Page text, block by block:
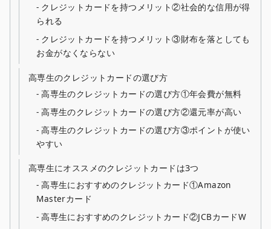
クレジットカードを持つメリット②社会的な信用が得
られる
クレジットカードを持つメリット③財布を落としても
お金がなくならない
高専生のクレジットカードの選び方
高専生のクレジットカードの選び方①年会費が無料
高専生のクレジットカードの選び方②還元率が高い
高専生のクレジットカードの選び方③ポイントが使い
やすい
高専生にオススメのクレジットカードは3つ
高専生におすすめのクレジットカード①Amazon
Masterカード
高専生におすすめのクレジットカード②JCBカードW